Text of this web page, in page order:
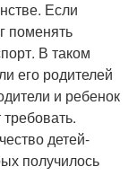
Если
поменять
В таком
его родителей
и ребенок
детей-
получилось